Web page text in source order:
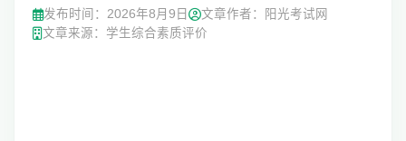
发布时间： 2026年8月9日
文章作者：阳光考试网
文章来源：学生综合素质评价